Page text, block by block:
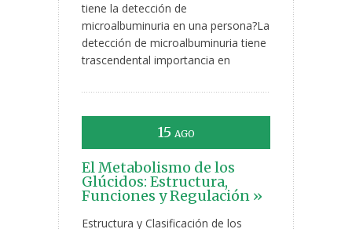
tiene la detección de
microalbuminuria en una persona?La
detección de microalbuminuria tiene
trascendental importancia en
15 AGO
El Metabolismo de los
Glúcidos: Estructura,
Funciones y Regulación »
Estructura y Clasificación de los